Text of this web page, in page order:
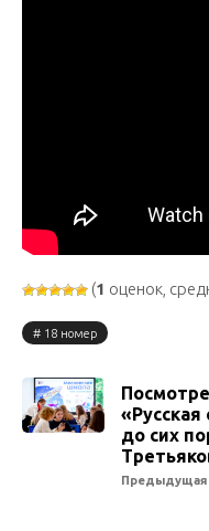
(1 оценок,
18 номер
«Русская
до сих
Предыдущая